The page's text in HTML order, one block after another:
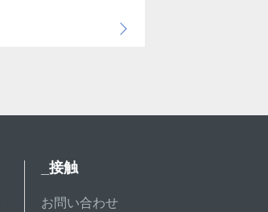
_接触
お問い合わせ